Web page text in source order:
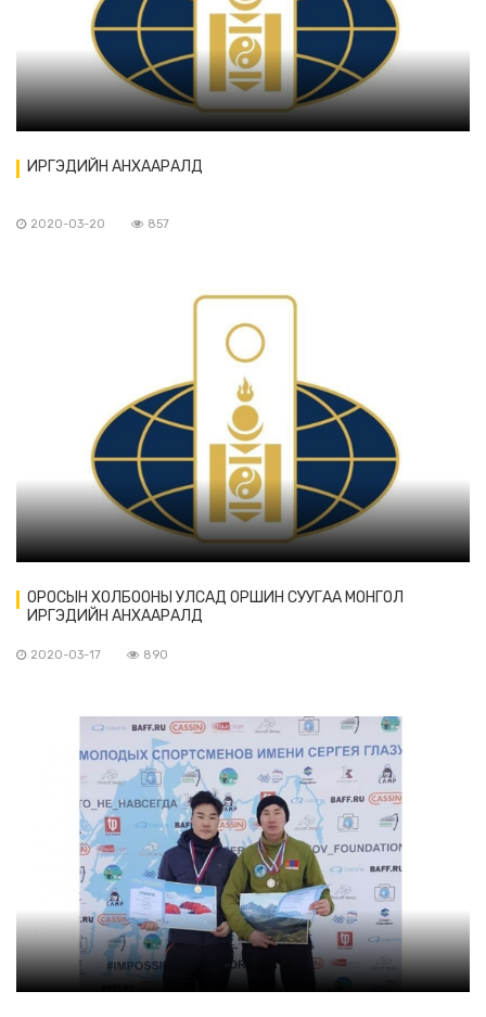
ИРГЭДИЙН АНХААРАЛД
2020-03-20 857
ОРОСЫН ХОЛБООНЫ УЛСАД ОРШИН СУУГАА МОНГОЛ
ИРГЭДИЙН АНХААРАЛД
2020-03-17 890